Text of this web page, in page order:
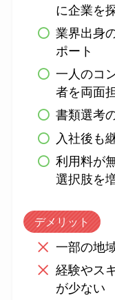
に企業を
業界出身
ポート
一人のコ
者を両面
書類選考
入社後も
利用料が
選択肢を
デメリット
一部の地
経験やス
が少ない